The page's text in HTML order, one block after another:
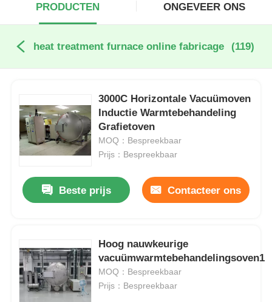
PRODUCTEN ONGEVEER ONS
heat treatment furnace online fabricage (119)
3000C Horizontale Vacuümoven
Inductie Warmtebehandeling
Grafietoven
MOQ：Bespreekbaar
Prijs：Bespreekbaar
Beste prijs Contacteer ons
Hoog nauwkeurige
vacuümwarmtebehandelingsoven1
MOQ：Bespreekbaar
Prijs：Bespreekbaar